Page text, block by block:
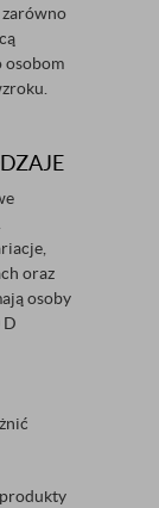
osobom
oraz
osoby
D